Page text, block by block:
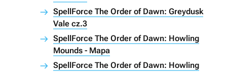
SpellForce The Order of Dawn: Greydusk
Vale cz.3
SpellForce The Order of Dawn: Howling
Mounds - Mapa
SpellForce The Order of Dawn: Howling